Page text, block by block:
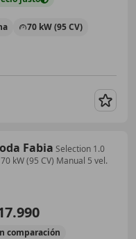
70 kW (95 CV)
Fabia Selection 1.0
kW (95 CV) Manual 5 vel.
comparación